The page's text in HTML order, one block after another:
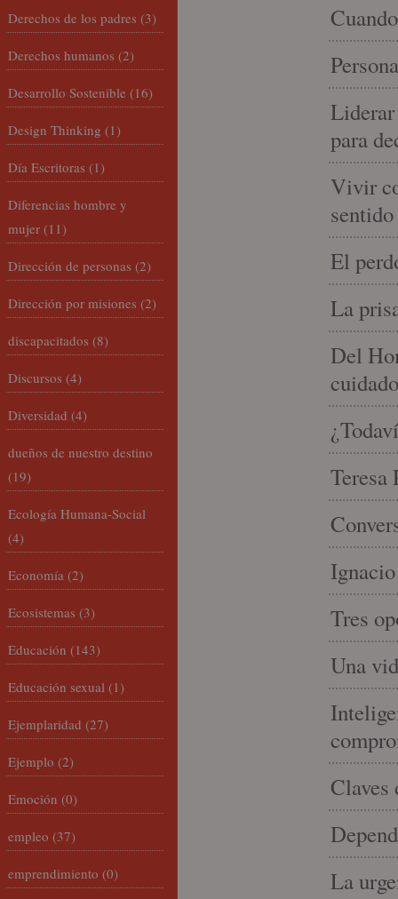
para
Vivir
El
La
Del
cuidado
Teresa
Tres
Una
Claves
La
Derechos de los padres (3)
Derechos humanos (2)
Desarrollo Sostenible (16)
Design Thinking (1)
Día Escritoras (1)
Diferencias hombre y
mujer (11)
Dirección de personas (2)
Dirección por misiones (2)
discapacitados (8)
Discursos (4)
Diversidad (4)
dueños de nuestro destino
(19)
Ecología Humana-Social
(4)
Economía (2)
Ecosistemas (3)
Educación (143)
Educación sexual (1)
Ejemplaridad (27)
Ejemplo (2)
Emoción (0)
empleo (37)
emprendimiento (0)